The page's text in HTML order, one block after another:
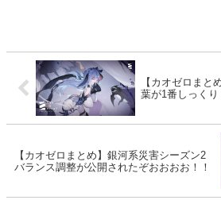
【カオゼロまと
葉が1番しっくり
【カオゼロまとめ】銀河系災害シーズン2
バランス調整が公開されたぞおおおお！！